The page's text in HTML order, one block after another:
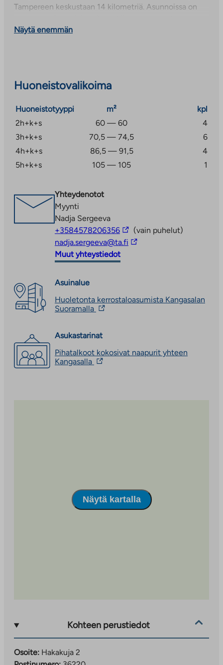
Tampereen keskustaan 14 kilometriä. Asunnoissa on
Huoneistokohtaiset lämpimät irtaimistovarastot
Näytä enemmän
Huoneistovalikoima
Huoneistotyyppi m²
kpl
2h+k+s
60 — 60
4
3h+k+s
70,5 — 74,5
6
4h+k+s
86,5 — 91,5
4
5h+k+s
105 — 105 1
Yhteydenotot
Myynti
Nadja Sergeeva
+3584578206356Linkki
vie
ulkopuoliseen
palveluun
(vain puhelut)
nadja.sergeeva@ta.fi Linkki
Muut yhteystiedot
Asuinalue
Huoletonta kerrostaloasumista Kangasalan
Suoramalla Linkki
palveluun.
aukeaa
uuteen
Asukastarinat
Pihatalkoot kokosivat naapurit yhteen
Kangasalla Linkki
Näytä kartalla
Kohteen perustiedot
Osoite: Hakakuja 2